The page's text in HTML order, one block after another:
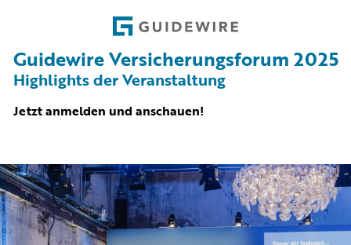
Guidewire Versicherungsforum 2025
Highlights der Veranstaltung
Jetzt anmelden und anschauen!